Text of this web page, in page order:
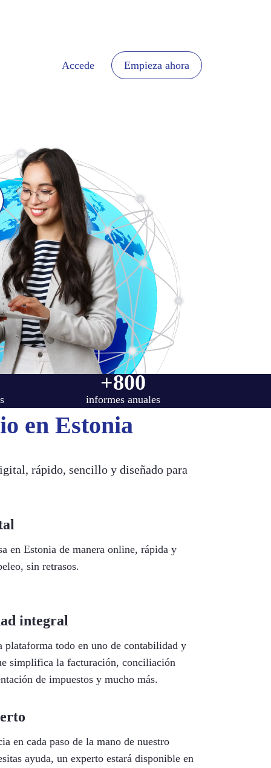
Accede Empieza ahora
+800
informes anuales
en Estonia
rápido, sencillo y diseñado para
en Estonia de manera online, rápida y
sin retrasos.
integral
plataforma todo en uno de contabilidad y
simplifica la facturación, conciliación
de impuestos y mucho más.
en cada paso de la mano de nuestro
ayuda, un experto estará disponible en